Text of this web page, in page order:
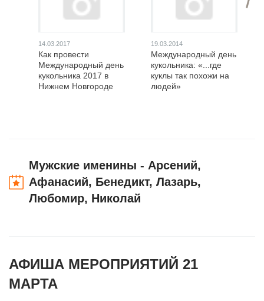
14.03.2017
Как провести
Международный день
кукольника 2017 в
Нижнем Новгороде
19.03.2014
Международный день
кукольника: «...где
куклы так похожи на
людей»
Мужские именины - Арсений,
Афанасий, Бенедикт, Лазарь,
Любомир, Николай
АФИША МЕРОПРИЯТИЙ 21
МАРТА